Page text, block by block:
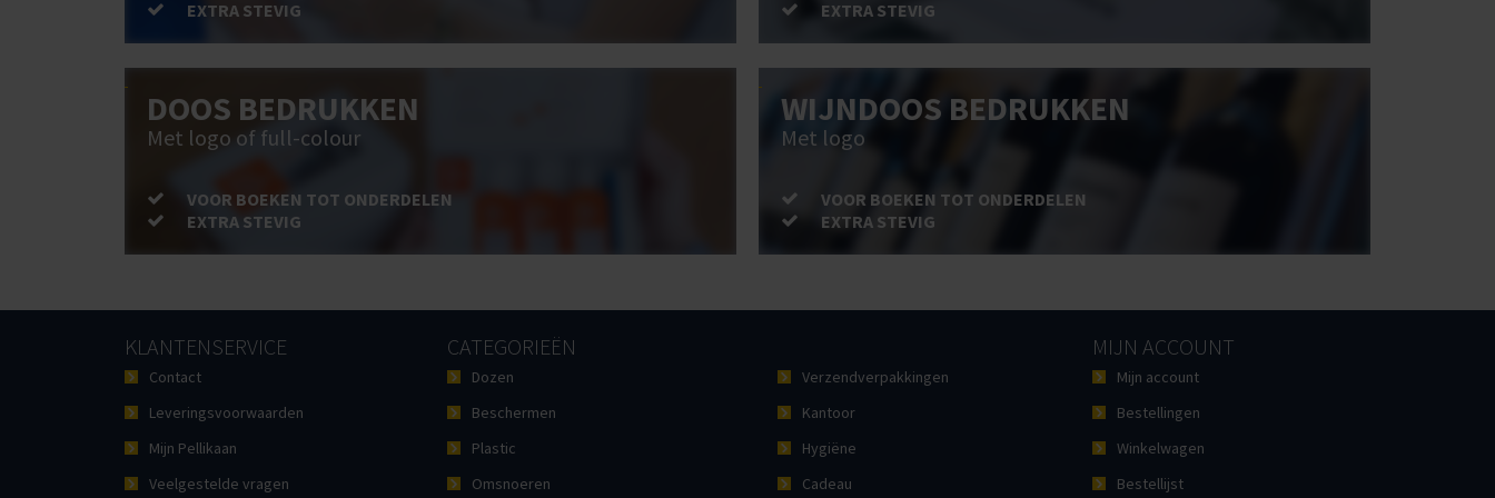
EXTRA STEVIG
EXTRA STEVIG
DOOS BEDRUKKEN
Met logo of full-colour
VOOR BOEKEN TOT ONDERDELEN
EXTRA STEVIG
WIJNDOOS BEDRUKKEN
Met logo
VOOR BOEKEN TOT ONDERDELEN
EXTRA STEVIG
KLANTENSERVICE
Contact
Leveringsvoorwaarden
Mijn Pellikaan
Veelgestelde vragen
CATEGORIEËN
Dozen
Beschermen
Plastic
Omsnoeren
Verzendverpakkingen
Kantoor
Hygiëne
Cadeau
MIJN ACCOUNT
Mijn account
Bestellingen
Winkelwagen
Bestellijst